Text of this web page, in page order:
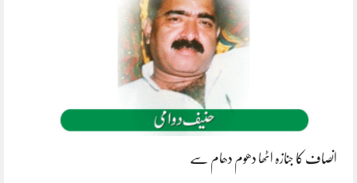
انصاف کا جنازہ اٹھا دھوم دھام سے